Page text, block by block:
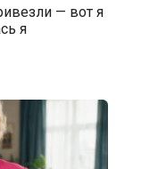
— вот я
я